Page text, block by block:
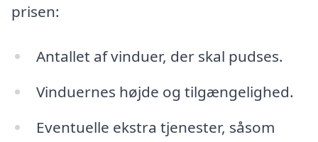
prisen:
Antallet af vinduer, der skal pudses.
Vinduernes højde og tilgængelighed.
Eventuelle ekstra tjenester, såsom